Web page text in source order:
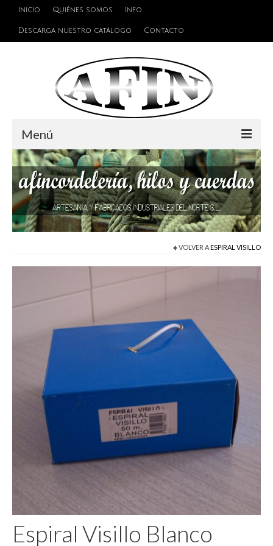
Inicio Quiénes somos Info
Descarga nuestro catálogo Contacto
Menú
Cuerdas
Hilos
Alambres y Cables
Accesorios de unión
Pegamento
VOLVER AESPIRAL VISILLO
Espiral Visillo Blanco